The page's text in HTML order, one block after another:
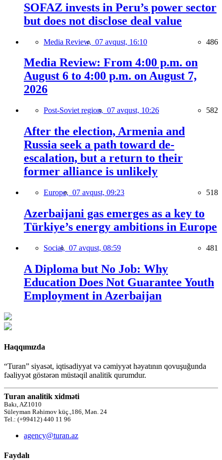
SOFAZ invests in Peru’s power sector
but does not disclose deal value
Media Review, 07 avqust, 16:10 486
Media Review: From 4:00 p.m. on
August 6 to 4:00 p.m. on August 7,
2026
Post-Soviet region, 07 avqust, 10:26 582
After the election, Armenia and
Russia seek a path toward de-
escalation, but a return to their
former alliance is unlikely
Europe, 07 avqust, 09:23 518
Azerbaijani gas emerges as a key to
Türkiye’s energy ambitions in Europe
Social, 07 avqust, 08:59 481
A Diploma but No Job: Why
Education Does Not Guarantee Youth
Employment in Azerbaijan
Haqqımızda
“Turan” siyasət, iqtisadiyyat və cəmiyyət həyatının qovuşuğunda
fəaliyyət göstərən müstəqil analitik qurumdur.
Turan analitik xidməti
Bakı, AZ1010
Süleyman Rəhimov küç.,186, Mən. 24
Tel.: (+99412) 440 11 96
agency@turan.az
Faydalı